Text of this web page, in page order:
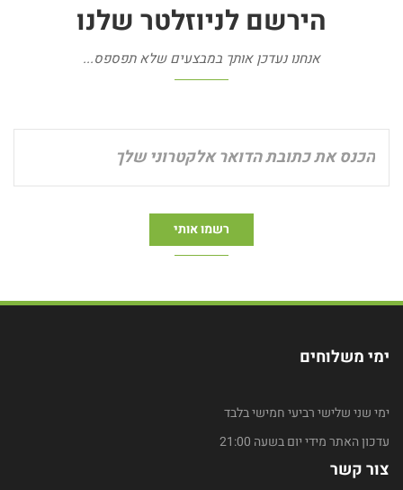
הירשם לניוזלטר שלנו
אנחנו נעדכן אותך במבצעים שלא תפספס...
ימי משלוחים
ימי שני שלישי רביעי חמישי בלבד
עדכון האתר מידי יום בשעה 21:00
צור קשר